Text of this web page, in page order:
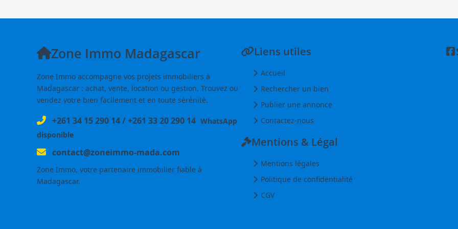
Zone Immo Madagascar
Zone Immo accompagne vos projets immobiliers à
Madagascar : achat, vente, location ou gestion. Trouvez ou
vendez votre bien facilement et en toute sérénité.
+261 34 15 290 14/+261 33 20 290 14 WhatsApp
disponible
contact@zoneimmo-mada.com
Zone Immo, votre partenaire immobilier fiable à
Madagascar.
Liens utiles
Accueil
Rechercher un bien
Publier une annonce
Contactez-nous
Mentions & Légal
Mentions légales
Politique de confidentialité
CGV